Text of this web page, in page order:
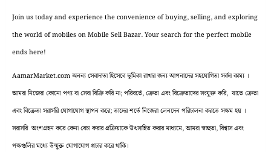
Join us today and experience the convenience of buying, selling, and exploring
the world of mobiles on Mobile Sell Bazar. Your search for the perfect mobile
ends here!
AamarMarket.com অনন্য সেবাদাতা হিসেবে ভূমিকা রাখার জন্য আপনাদের সহযোগিতা সর্বদা কাম্য ।
আমরা নিজেরা কোনো পণ্য বা সেবা বিক্রি করি না; পরিবর্তে, ক্রেতা এবং বিক্রেতাদের সংযুক্ত করি, যাতে ক্রেতা
এবং বিক্রেতা সরাসরি যোগাযোগ স্থাপন করে; তাদের শর্তে নিজেরা লেনদেন পরিচালনা করতে সক্ষম হয় ।
সরাসরি অংশগ্রহন করে কেনা বেচা করার প্রক্রিয়াকে উৎসাহিত করার মাধ্যমে, আমরা স্বচ্ছতা, বিশ্বাস এবং
পক্ষগুলির মধ্যে উন্মুক্ত যোগাযোগ প্রচার করে থাকি।